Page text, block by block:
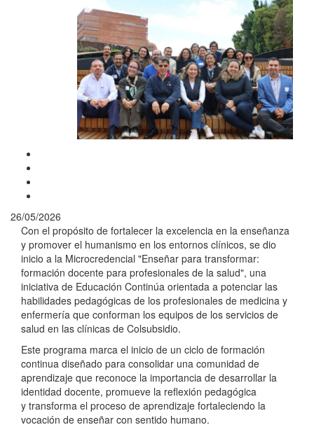
26/05/2026
Con el propósito de fortalecer la excelencia en la enseñanza
y promover el humanismo en los entornos clínicos, se dio
inicio a la Microcredencial "Enseñar para transformar:
formación docente para profesionales de la salud", una
iniciativa de Educación Continúa orientada a potenciar las
habilidades pedagógicas de los profesionales de medicina y
enfermería que conforman los equipos de los servicios de
salud en las clínicas de Colsubsidio.
Este programa marca el inicio de un ciclo de formación
continua diseñado para consolidar una comunidad de
aprendizaje que reconoce la importancia de desarrollar la
identidad docente, promueve la reflexión pedagógica
y transforma el proceso de aprendizaje fortaleciendo la
vocación de enseñar con sentido humano.